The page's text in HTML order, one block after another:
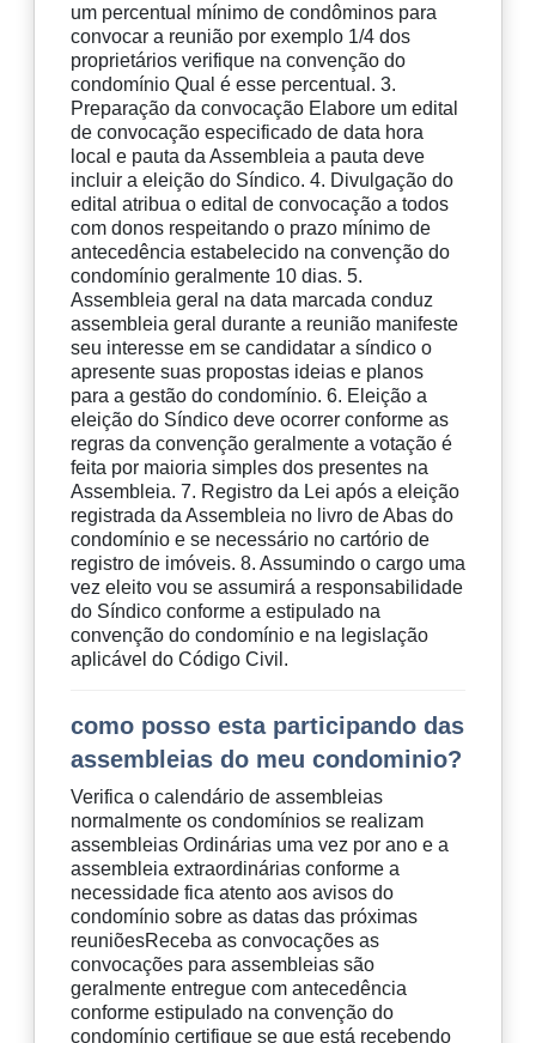
um percentual mínimo de condôminos para
convocar a reunião por exemplo 1/4 dos
proprietários verifique na convenção do
condomínio Qual é esse percentual. 3.
Preparação da convocação Elabore um edital
de convocação especificado de data hora
local e pauta da Assembleia a pauta deve
incluir a eleição do Síndico. 4. Divulgação do
edital atribua o edital de convocação a todos
com donos respeitando o prazo mínimo de
antecedência estabelecido na convenção do
condomínio geralmente 10 dias. 5.
Assembleia geral na data marcada conduz
assembleia geral durante a reunião manifeste
seu interesse em se candidatar a síndico o
apresente suas propostas ideias e planos
para a gestão do condomínio. 6. Eleição a
eleição do Síndico deve ocorrer conforme as
regras da convenção geralmente a votação é
feita por maioria simples dos presentes na
Assembleia. 7. Registro da Lei após a eleição
registrada da Assembleia no livro de Abas do
condomínio e se necessário no cartório de
registro de imóveis. 8. Assumindo o cargo uma
vez eleito vou se assumirá a responsabilidade
do Síndico conforme a estipulado na
convenção do condomínio e na legislação
aplicável do Código Civil.
como posso esta participando das
assembleias do meu condominio?
Verifica o calendário de assembleias
normalmente os condomínios se realizam
assembleias Ordinárias uma vez por ano e a
assembleia extraordinárias conforme a
necessidade fica atento aos avisos do
condomínio sobre as datas das próximas
reuniõesReceba as convocações as
convocações para assembleias são
geralmente entregue com antecedência
conforme estipulado na convenção do
condomínio certifique se que está recebendo